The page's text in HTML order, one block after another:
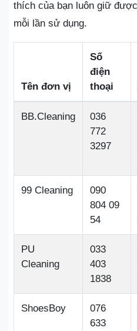
thích của bạn luôn giữ
mỗi lần sử dụng.
Tên đơn vị
Số
điện
thoại
BB.Cleaning
036
772
3297
99 Cleaning
090
804 09
54
PU
Cleaning
033
403
1838
ShoesBoy
076
633